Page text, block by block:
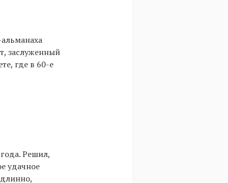
заслуженный
где в 60-е
Решил,
удачное